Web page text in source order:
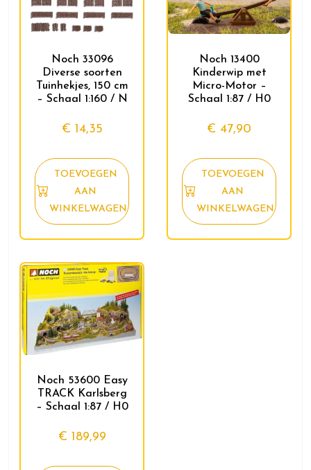
Noch 33096
Diverse soorten
Tuinhekjes, 150 cm
– Schaal 1:160 / N
€ 14,35
TOEVOEGEN
AAN
WINKELWAGEN
Noch 13400
Kinderwip met
Micro-Motor –
Schaal 1:87 / H0
€ 47,90
TOEVOEGEN
AAN
WINKELWAGEN
Noch 53600 Easy
TRACK Karlsberg
– Schaal 1:87 / H0
€ 189,99